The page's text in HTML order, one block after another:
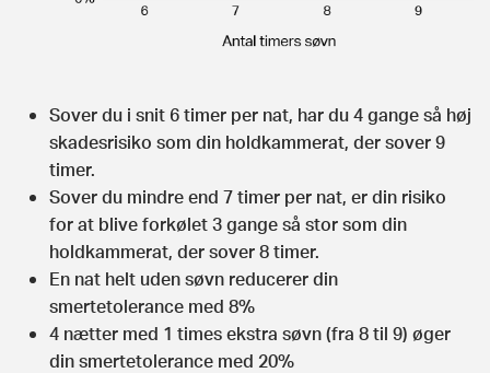
Sover du i snit 6 timer per nat, har du 4 gange så høj
skadesrisiko som din holdkammerat, der sover 9
timer.
Sover du mindre end 7 timer per nat, er din risiko
for at blive forkølet 3 gange så stor som din
holdkammerat, der sover 8 timer.
En nat helt uden søvn reducerer din
smertetolerance med 8%
4 nætter med 1 times ekstra søvn (fra 8 til 9) øger
din smertetolerance med 20%